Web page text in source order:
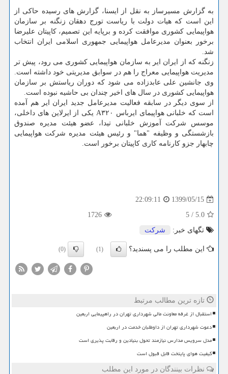
به گزارش مسیرساز به نقل از ایسنا، گزارش های رسیده حاکی از
این است که هیات دولت با ریاست تورج دهقان زنگنه بر سازمان
هواپیمایی کشوری موافقت کرده و برپایه این تصمیم، کاپیتان علیرضا
برخور بعنوان مدیرعامل هواپیمایی جمهوری اسلامی ایران انتخاب
شد.
زنگنه که از ایران ایر به سازمان هواپیمایی کشوری می رود، پیش تر
مدیریت هواپیمایی معراج را هم در سوابق مدیریتی خود داشته است.
وی جانشین علی عابدزاده می شود که دوران ریاستش بر سازمان
هواپیمایی کشوری در سال های اخیر چندان بی حاشیه نبوده است.
از سوی دیگر در سابقه فعالیت مدیرعامل جدید ایران ایر هم آمده
است که خلبانی هواپیمای ایرباس A۳۲۰ یکی از ایرلاین های داخلی،
موسس شرکت آموزش خلبانی تیدا، عضو هیئت مدیره صندوق
بازشستگی و وظیفه "هما" و رئیس هیئت مدیره شرکت هواپیمایی
چابهار جزو کارنامه کاری کاپیتان برخور است.
1399/05/15
22:09:11
5.0
/
5
1726
تگهای خبر:
شركت
این مطلب را می پسندید؟ (1)
(0)
تازه ترین مطالب مرتبط
استقبال از غرفه معاونت مالی شهرداری تهران در راهپیمایی اربعین
دعوت شهرداری تهران از داوطلبان خدمت در اربعین
مدل سرویس مدارس نیازمند تحول بنیادین و رقابت پذیری است
کیفیت هوای پایتخت قابل قبول است
نظرات بینندگان در مورد این مطلب